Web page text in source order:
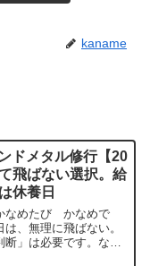
kaname
ドメタル修行【20
飛ばない選択。給
休養日
なめたび かなめで
、無理に飛ばない。
断」は必要です。なぜ